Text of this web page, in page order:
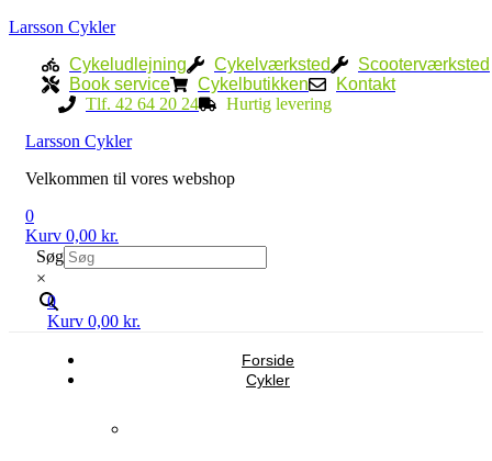
Larsson Cykler
Cykeludlejning
Cykelværksted
Scooterværksted
Book service
Cykelbutikken
Kontakt
Tlf. 42 64 20 24
Hurtig levering
Menu
Larsson Cykler
Velkommen til vores webshop
0
Kurv 0,00 kr.
Søg
×
0
Kurv 0,00 kr.
Forside
Cykler